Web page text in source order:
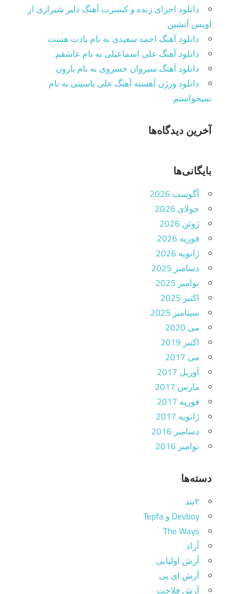
دانلود اجرای زنده و کنسرت آهنگ دلبر شیرازی از
اویس آتشین
دانلود آهنگ احمد سعیدی به نام یادت هست
دانلود آهنگ علی اسماعیلی به نام عاشقم
دانلود آهنگ سیروان خسروی به نام بارون
دانلود ورژن آهسته آهنگ علی یاسینی به نام
نمیخواستم
آخرین دیدگاه‌ها
بایگانی‌ها
آگوست 2026
جولای 2026
ژوئن 2026
فوریه 2026
ژانویه 2026
دسامبر 2025
نوامبر 2025
اکتبر 2025
سپتامبر 2025
می 2020
اکتبر 2019
می 2017
آوریل 2017
مارس 2017
فوریه 2017
ژانویه 2017
دسامبر 2016
نوامبر 2016
دسته‌ها
۲بند
Devboy و Tepfa
The Ways
آراد
آرش اولیایی
آرش ای پی
آرش فلاحت